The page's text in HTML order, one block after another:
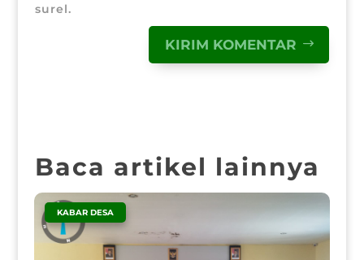
surel.
KIRIM KOMENTAR
Baca artikel lainnya
KABAR DESA